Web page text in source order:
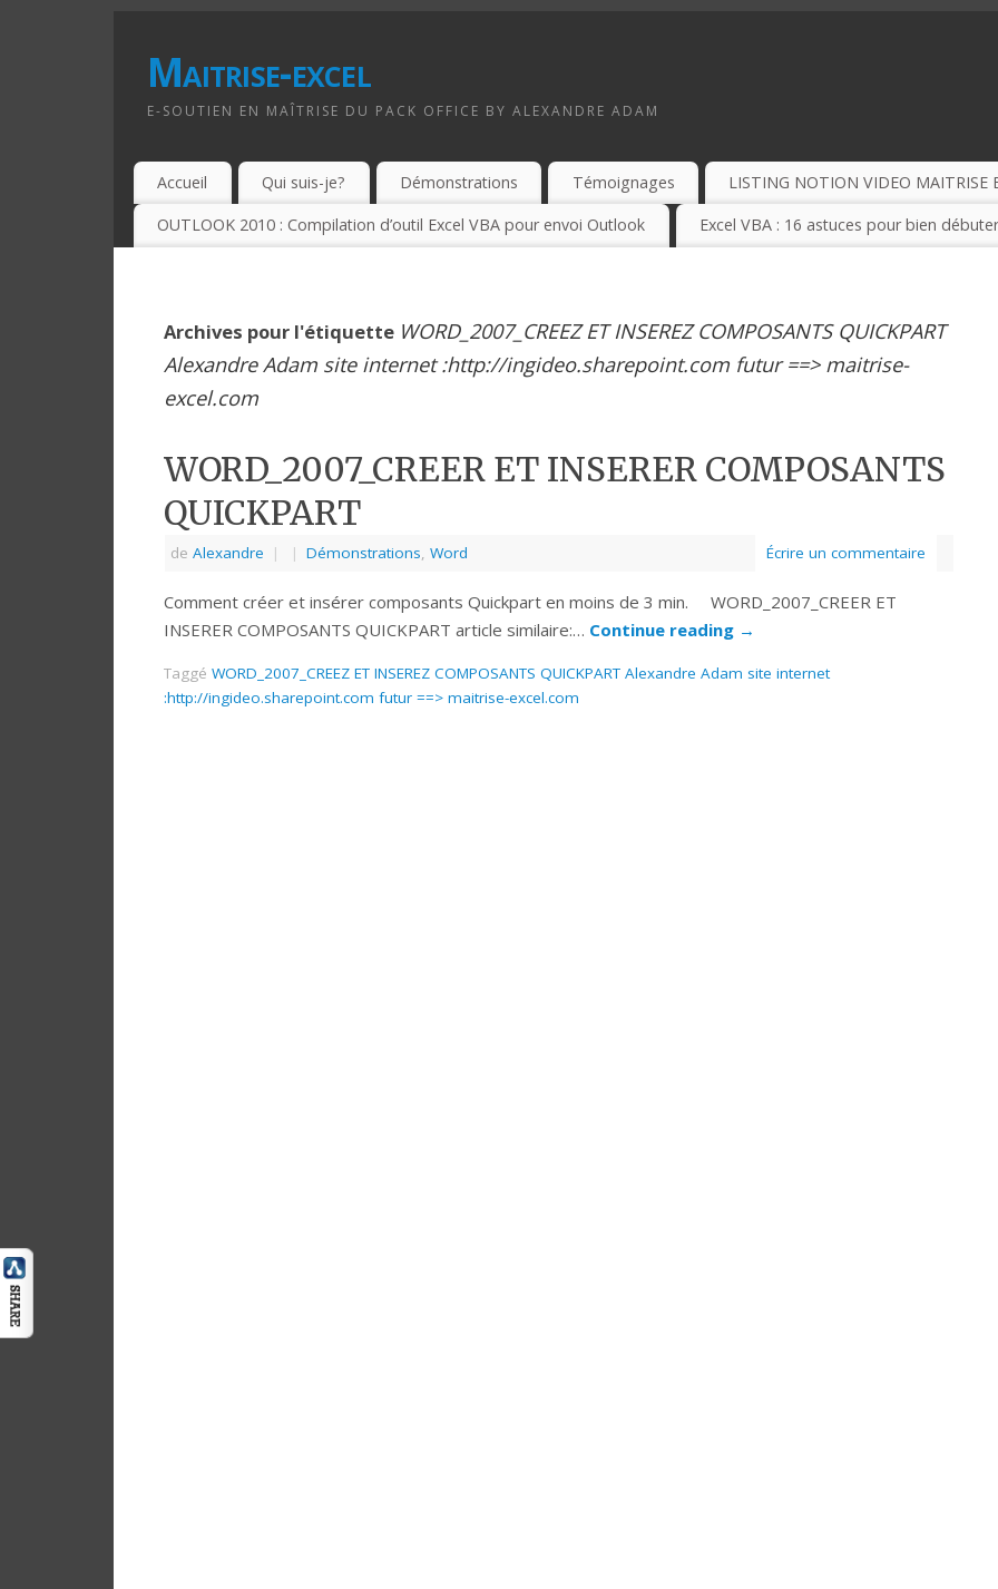
Maitrise-excel
E-SOUTIEN EN MAÎTRISE DU PACK OFFICE BY ALEXANDRE ADAM
Accueil Qui suis-je? Démonstrations Témoignages LISTING NOTION VIDEO MAITRISE
OUTLOOK 2010 : Compilation d’outil Excel VBA pour envoi Outlook Excel VBA : 16 astuces pour bien
Archives pour l'étiquette WORD_2007_CREEZ ET INSEREZ COMPOSANTS QUICKPART
Alexandre Adam site internet :http://ingideo.sharepoint.com futur ==> maitrise-
excel.com
WORD_2007_CREER ET INSERER COMPOSANTS
QUICKPART
de Alexandre | | Démonstrations Word Écrire un commentaire
Comment créer et insérer composants Quickpart en moins de 3 min. WORD_2007_CREER ET
INSERER COMPOSANTS QUICKPART article similaire:… Continue reading →
Taggé WORD_2007_CREEZ ET INSEREZ COMPOSANTS QUICKPART Alexandre Adam site internet
:http://ingideo.sharepoint.com futur ==> maitrise-excel.com